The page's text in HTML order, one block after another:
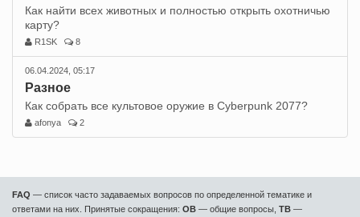
Как найти всех животных и полностью открыть охотничью
карту?
R1SK 8
06.04.2024, 05:17
Разное
Как собрать все культовое оружие в Cyberpunk 2077?
afonya 2
FAQ — список часто задаваемых вопросов по определенной тематике и
ответами на них. Принятые сокращения: ОВ — общие вопросы, ТВ —